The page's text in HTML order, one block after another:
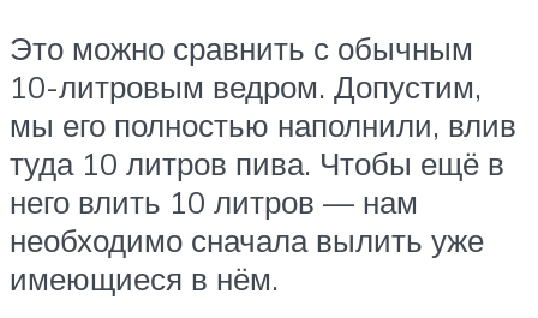
Это можно сравнить с обычным
10-литровым ведром. Допустим,
мы его полностью наполнили, влив
туда 10 литров пива. Чтобы ещё в
него влить 10 литров — нам
необходимо сначала вылить уже
имеющиеся в нём.